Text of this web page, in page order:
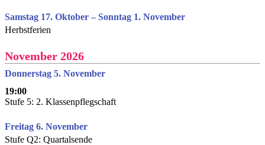
Samstag 17. Oktober – Sonntag 1. November
Herbstferien
November 2026
Donnerstag 5. November
19:00
Stufe 5: 2. Klassenpflegschaft
Freitag 6. November
Stufe Q2: Quartalsende